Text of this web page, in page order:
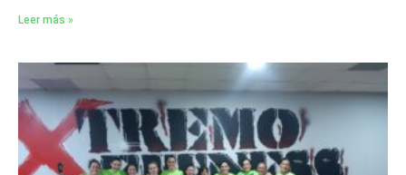
Leer más »